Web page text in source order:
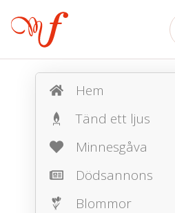
Hem
Tänd ett ljus
Minnesgåva
Dödsannons
Blommor